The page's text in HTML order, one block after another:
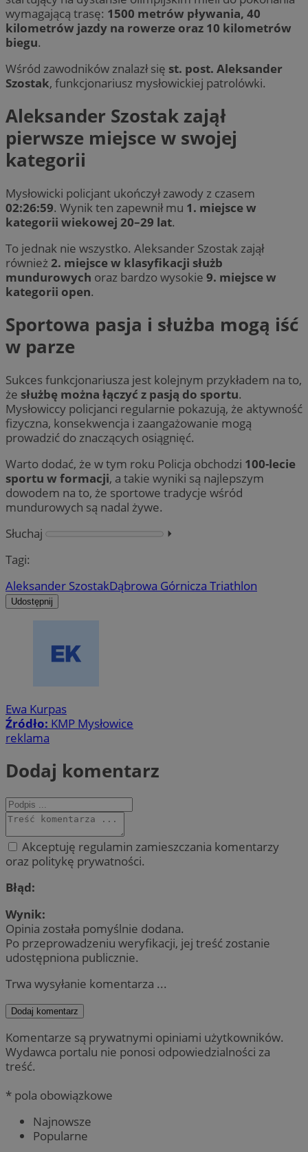
wymagającą trasę: 1500 metrów pływania, 40
kilometrów jazdy na rowerze oraz 10 kilometrów
biegu.
Wśród zawodników znalazł się st. post. Aleksander
Szostak, funkcjonariusz mysłowickiej patrolówki.
Aleksander Szostak zajął
pierwsze miejsce w swojej
kategorii
Mysłowicki policjant ukończył zawody z czasem
02:26:59. Wynik ten zapewnił mu 1. miejsce w
kategorii wiekowej 20–29 lat.
To jednak nie wszystko. Aleksander Szostak zajął
również2. miejsce w klasyfikacji służb
mundurowych oraz bardzo wysokie 9. miejsce w
kategorii open.
Sportowa pasja i służba mogą iść
w parze
Sukces funkcjonariusza jest kolejnym przykładem na to,
że służbę można łączyć z pasją do sportu.
Mysłowiccy policjanci regularnie pokazują, że aktywność
fizyczna, konsekwencja i zaangażowanie mogą
prowadzić do znaczących osiągnięć.
Warto dodać, że w tym roku Policja obchodzi 100-lecie
sportu w formacji, a takie wyniki są najlepszym
dowodem na to, że sportowe tradycje wśród
mundurowych są nadal żywe.
Słuchaj
⏵︎
Tagi:
Aleksander SzostakDąbrowa Górnicza Triathlon
Udostępnij
Ewa Kurpas
Źródło: KMP Mysłowice
reklama
Dodaj komentarz
Akceptuję regulamin zamieszczania komentarzy
oraz politykę prywatności.
Błąd:
Wynik:
Opinia została pomyślnie dodana.
Po przeprowadzeniu weryfikacji, jej treść zostanie
udostępniona publicznie.
Trwa wysyłanie komentarza ...
Dodaj komentarz
Komentarze są prywatnymi opiniami użytkowników.
Wydawca portalu nie ponosi odpowiedzialności za
treść.
* pola obowiązkowe
Najnowsze
Popularne